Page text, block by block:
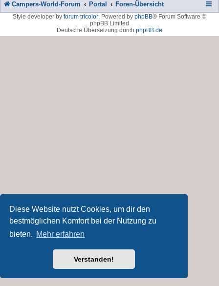
Diese Website nutzt Cookies, um dir den
bestmöglichen Komfort bei der Nutzung zu
bieten. Mehr erfahren
Verstanden!
Campers-World-Forum Portal Foren-Übersicht
Style developer by forum tricolor, Powered by phpBB® Forum Software ©
phpBB Limited
Deutsche Übersetzung durch phpBB.de